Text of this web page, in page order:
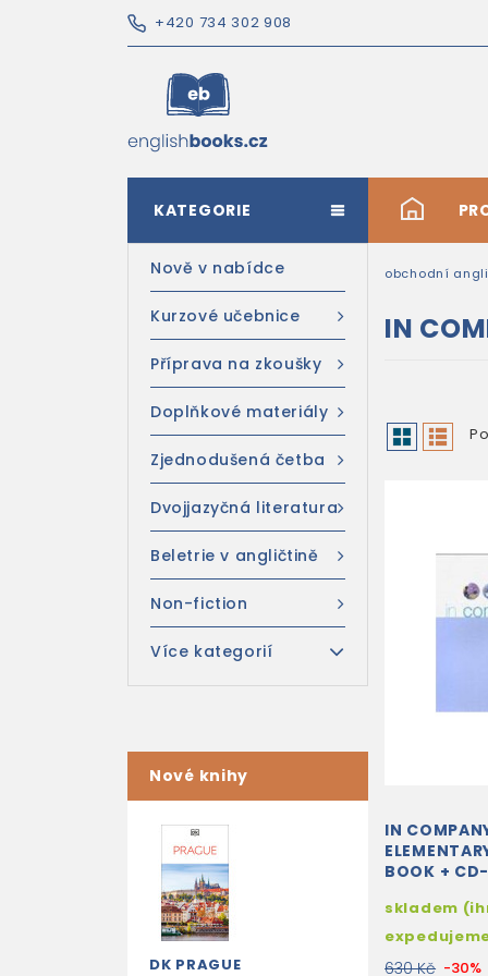
+420 734 302 908
#
KATEGORIE
Nově v nabídce
Kurzové učebnice
Příprava na zkoušky
Doplňkové materiály
Zjednodušená četba
Dvojjazyčná literatura
Beletrie v angličtině
Non-fiction
Více kategorií
Nové knihy
DK PRAGUE
obchodní
IN
IN
BOOK +
skladem
630 Kč -30%